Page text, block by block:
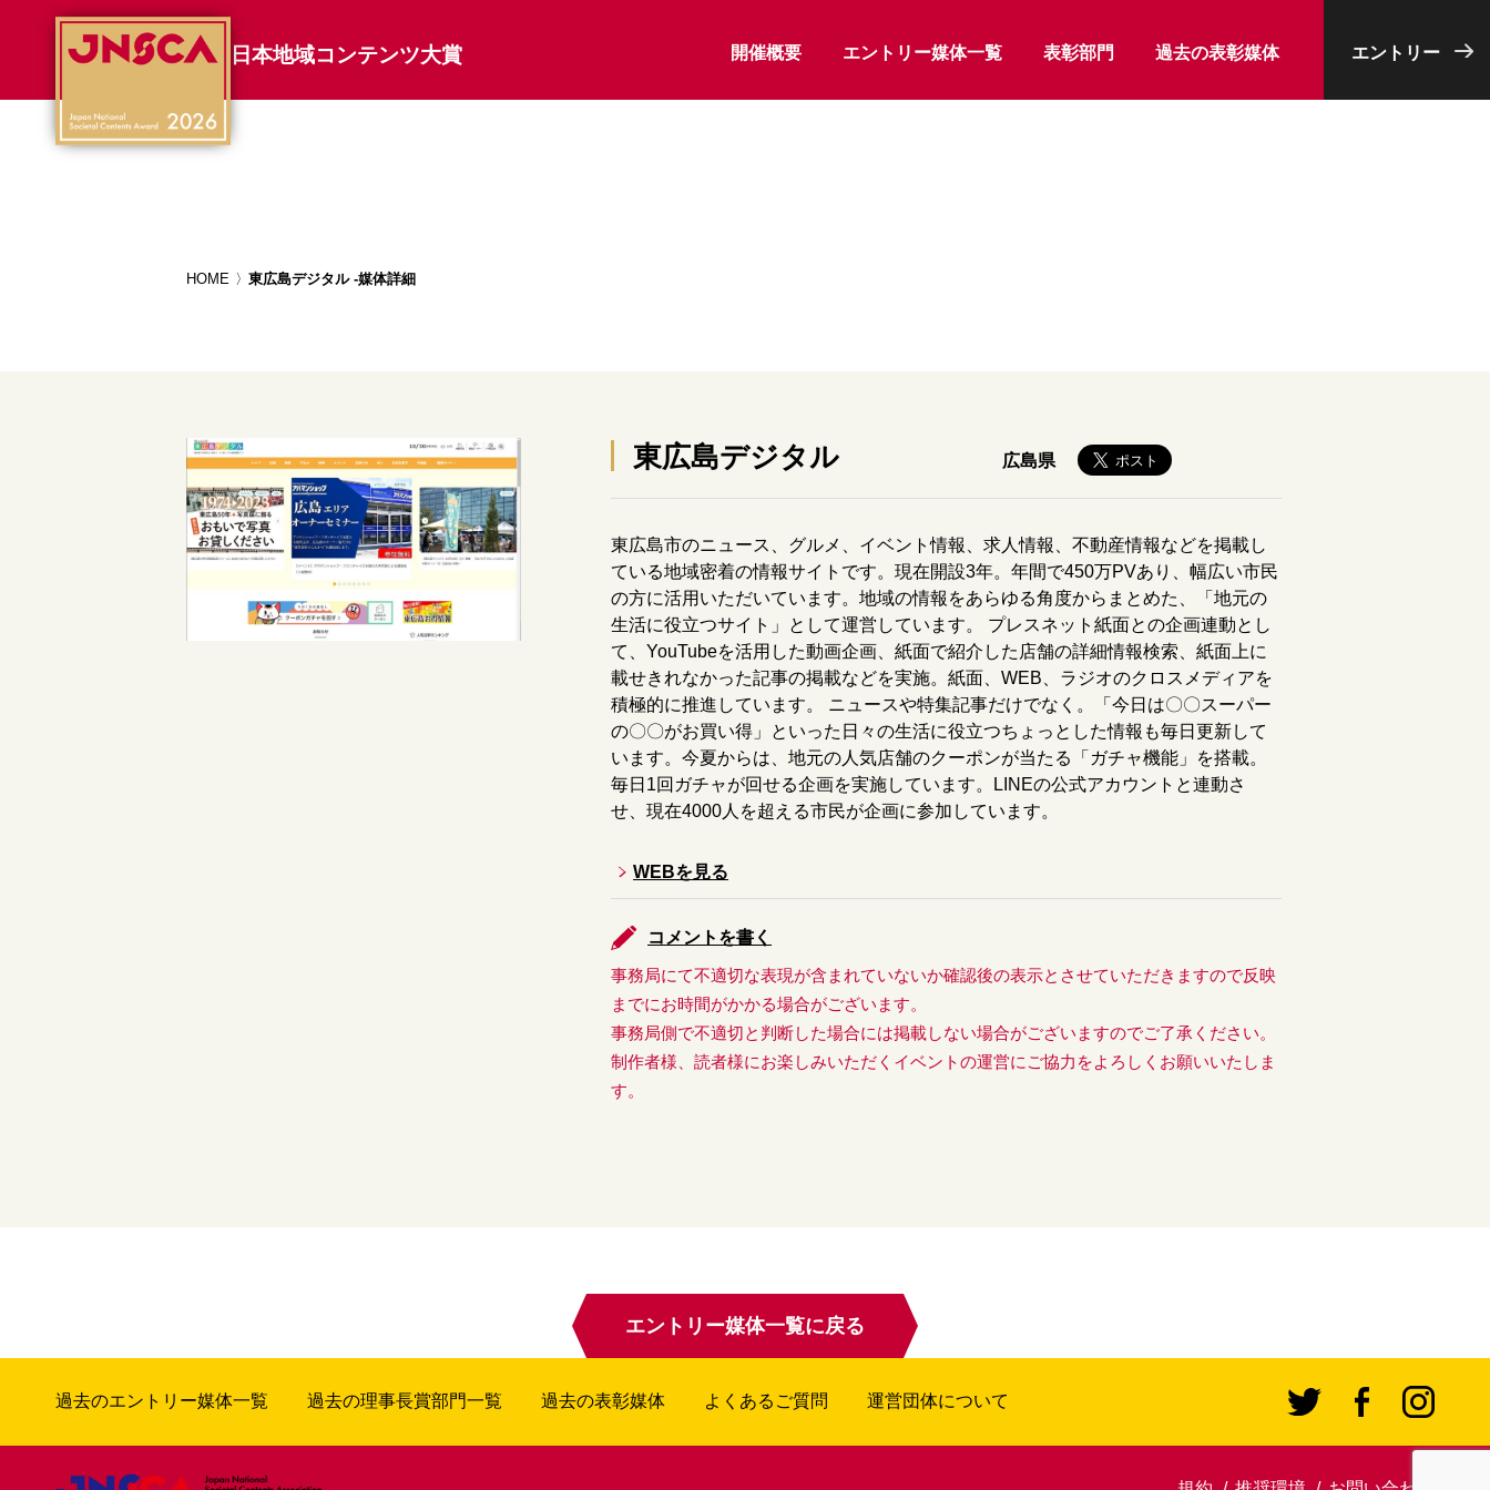
日本地域コンテンツ大賞 開催概要 エントリー媒体一覧 表彰部門 過去の表彰媒体 エントリー
HOME 東広島デジタル -媒体詳細
東広島デジタル 広島県
東広島市のニュース、グルメ、イベント情報、求人情報、不動産情報などを掲載し
ている地域密着の情報サイトです。現在開設3年。年間で450万PVあり、幅広い市民
の方に活用いただいています。地域の情報をあらゆる角度からまとめた、「地元の
生活に役立つサイト」として運営しています。 プレスネット紙面との企画連動とし
て、YouTubeを活用した動画企画、紙面で紹介した店舗の詳細情報検索、紙面上に
載せきれなかった記事の掲載などを実施。紙面、WEB、ラジオのクロスメディアを
積極的に推進しています。 ニュースや特集記事だけでなく。「今日は〇〇スーパー
の〇〇がお買い得」といった日々の生活に役立つちょっとした情報も毎日更新して
います。今夏からは、地元の人気店舗のクーポンが当たる「ガチャ機能」を搭載。
毎日1回ガチャが回せる企画を実施しています。LINEの公式アカウントと連動さ
せ、現在4000人を超える市民が企画に参加しています。
WEBを見る
コメントを書く
事務局にて不適切な表現が含まれていないか確認後の表示とさせていただきますので反映
までにお時間がかかる場合がございます。
事務局側で不適切と判断した場合には掲載しない場合がございますのでご了承ください。
制作者様、読者様にお楽しみいただくイベントの運営にご協力をよろしくお願いいたしま
す。
エントリー媒体一覧に戻る
過去のエントリー媒体一覧 過去の理事長賞部門一覧 過去の表彰媒体 よくあるご質問 運営団体について